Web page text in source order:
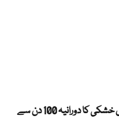
کوہالہ منصوبے سے مظفرآباد ڈویژن میں خشکی کا دورانیہ 100 دن سے